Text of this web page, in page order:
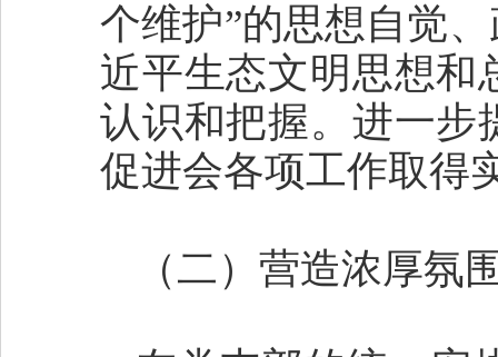
个维护”的思想自觉
近平生态文明思想和
认识和把握。进一步
促进会各项工作取得
（二）营造浓厚氛